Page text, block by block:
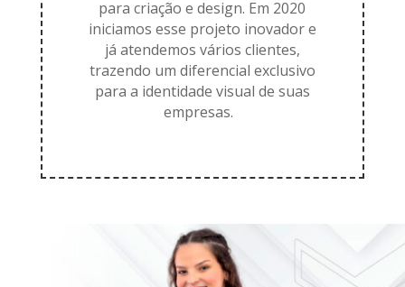
para criação e design. Em 2020
iniciamos esse projeto inovador e
já atendemos vários clientes,
trazendo um diferencial exclusivo
para a identidade visual de suas
empresas.